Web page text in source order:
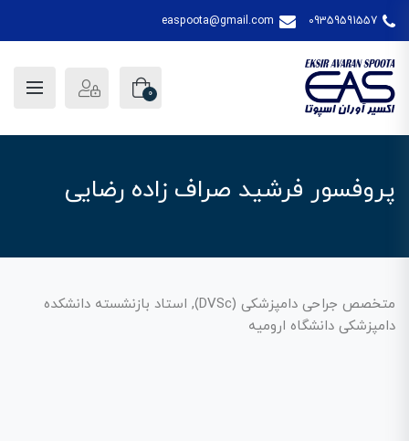
09359591557
easpoota@gmail.com
0
پروفسور فرشید صراف زاده رضایی
متخصص جراحی دامپزشکی (DVSc), استاد بازنشسته دانشکده
دامپزشکی دانشگاه ارومیه